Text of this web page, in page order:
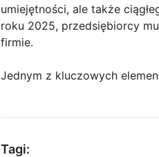
umiejętności, ale także
roku 2025, przedsiębiorcy
firmie.
Jednym z kluczowych
Tagi: